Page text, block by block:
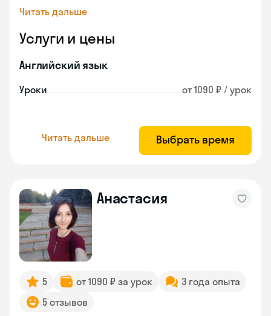
Читать дальше
Услуги и цены
Английский язык
Уроки от 1090 ₽ / урок
Читать дальше Выбрать время
Анастасия
5 от 1090 ₽ за урок
3 года опыта
5 отзывов